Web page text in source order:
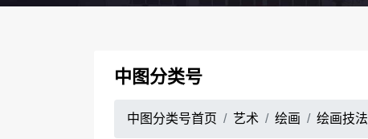
中图分类号
中图分类号首页 艺术 绘画 绘画技法